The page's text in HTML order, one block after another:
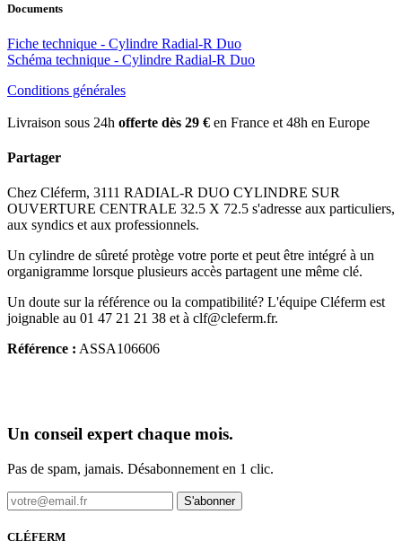
Documents
Fiche technique - Cylindre Radial-R Duo
Schéma technique - Cylindre Radial-R Duo
Conditions générales
Livraison sous 24h offerte dès 29 € en France et 48h en Europe
Partager
Chez Cléferm, 3111 RADIAL-R DUO CYLINDRE SUR
OUVERTURE CENTRALE 32.5 X 72.5 s'adresse aux particuliers,
aux syndics et aux professionnels.
Un cylindre de sûreté protège votre porte et peut être intégré à un
organigramme lorsque plusieurs accès partagent une même clé.
Un doute sur la référence ou la compatibilité? L'équipe Cléferm est
joignable au 01 47 21 21 38 et à clf@cleferm.fr.
Référence : ASSA106606
Un conseil expert chaque mois.
Pas de spam, jamais. Désabonnement en 1 clic.
S'abonner
CLÉFERM